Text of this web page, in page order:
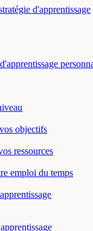
d'apprentissage
objectifs
ressources
emploi du temps